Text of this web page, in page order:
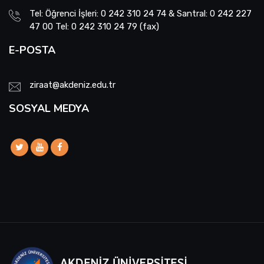
Tel: Öğrenci İşleri: 0 242 310 24 74 & Santral: 0 242 227
47 00 Tel: 0 242 310 24 79 (fax)
E-POSTA
ziraat@akdeniz.edu.tr
SOSYAL MEDYA